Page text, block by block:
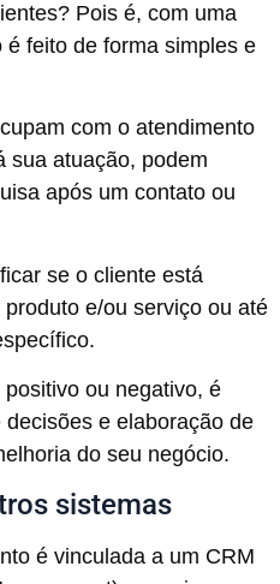
Pois é, com uma
feito de forma simples e
com o atendimento
sua atuação, podem
após um contato ou
se o cliente está
e/ou serviço ou até
ou negativo, é
e elaboração de
do seu negócio.
sistemas
é vinculada a um CRM